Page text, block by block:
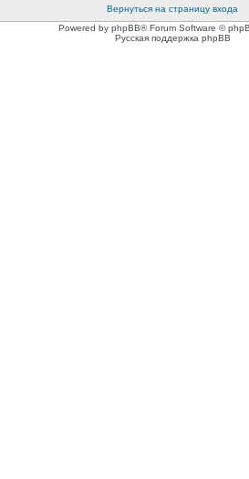
Вернуться на страницу входа
Powered by phpBB® Forum Software ©
Русская поддержка phpBB